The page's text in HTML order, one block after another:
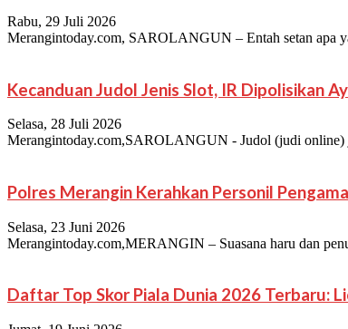
Rabu, 29 Juli 2026
Merangintoday.com, SAROLANGUN – Entah setan apa
Kecanduan Judol Jenis Slot, IR Dipolisikan
Selasa, 28 Juli 2026
Merangintoday.com,SAROLANGUN - Judol (judi online)
Polres Merangin Kerahkan Personil
Selasa, 23 Juni 2026
Merangintoday.com,MERANGIN – Suasana haru dan
Daftar Top Skor Piala Dunia 2026 Terbaru: